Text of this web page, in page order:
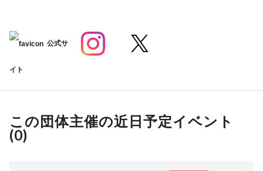
公式サ
イト
この団体主催の近日予定イベント
(0)